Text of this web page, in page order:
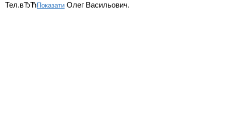
Тел.вЂЋ Показати Олег Васильович.